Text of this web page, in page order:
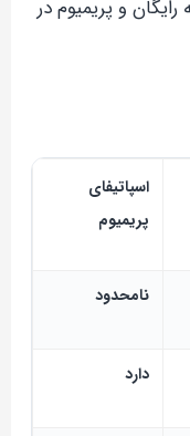
و پریمیوم در
اسپاتیفای
پریمیوم
نامحدود
دارد